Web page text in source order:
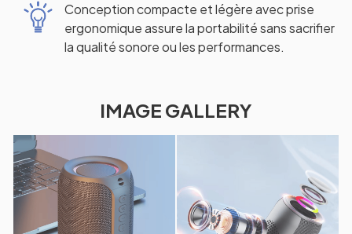
Conception compacte et légère avec prise
ergonomique assure la portabilité sans sacrifier
la qualité sonore ou les performances.
IMAGE GALLERY